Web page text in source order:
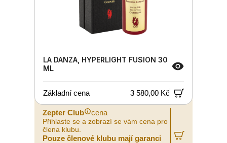
LA DANZA, HYPERLIGHT FUSION 30
ML
Základní cena 3 580,00 Kč
Zepter Club cena
Přihlaste se a zobrazí se vám cena pro
člena klubu.
Pouze členové klubu mají garanci